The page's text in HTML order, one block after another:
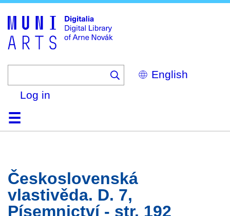
Select
your
Log in
HomeBrowse
Search
About
HelpContactDigitalia
Československá
vlastivěda. D. 7,
Písemnictví - str. 192